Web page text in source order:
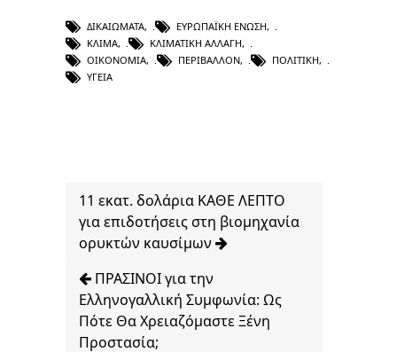
ΔΙΚΑΙΏΜΑΤΑ, ΕΥΡΩΠΑΪΚΉ ΈΝΩΣΗ,
ΚΛΊΜΑ, ΚΛΙΜΑΤΙΚΉ ΑΛΛΑΓΉ,
ΟΙΚΟΝΟΜΊΑ, ΠΕΡΙΒΆΛΛΟΝ, ΠΟΛΙΤΙΚΉ,
ΥΓΕΊΑ
11 εκατ. δολάρια ΚΑΘΕ ΛΕΠΤΟ
για επιδοτήσεις στη βιομηχανία
ορυκτών καυσίμων
ΠΡΑΣΙΝΟΙ για την
Ελληνογαλλική Συμφωνία: Ως
Πότε Θα Χρειαζόμαστε Ξένη
Προστασία;